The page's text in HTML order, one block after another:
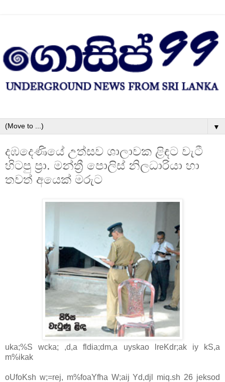
▼
දඹදෙණියේ උත්සව ශාලාවක ළිඳට වැටී
හිටපු ප්‍රා. මන්ත්‍රී පොලිස්‌ නිලධාරියා හා
තවත් අයෙක්‌ මරුට
uka;%S wcka; ,d,a fldia‌;dm,a uyskao lreKdr;ak iy kS,a
m%ikak
oUfoKsh w;=rej, m%foaYfha W;aij Yd,djl miq.sh 26 jeksod